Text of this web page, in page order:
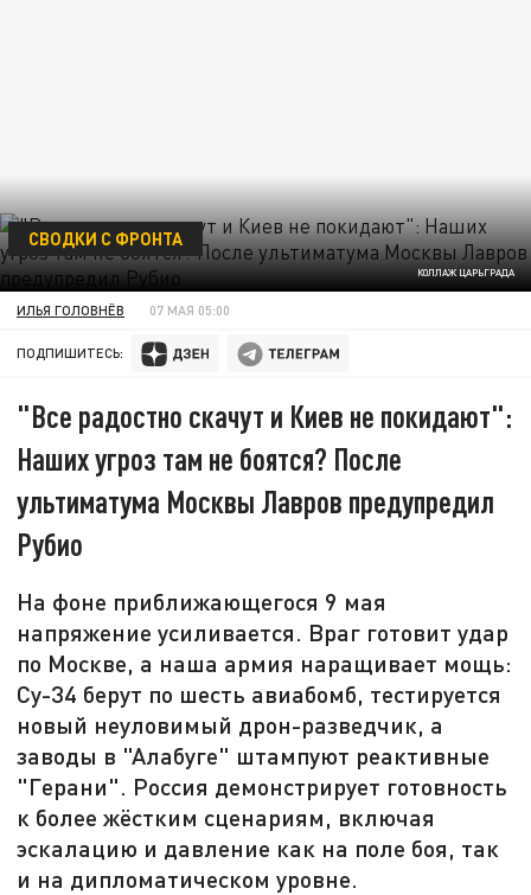
КОЛЛАЖ ЦАРЬГРАДА
СВОДКИ С ФРОНТА
ИЛЬЯ ГОЛОВНЁВ 07 МАЯ 05:00
ПОДПИШИТЕСЬ:
"Все радостно скачут и Киев не покидают":
Наших угроз там не боятся? После
ультиматума Москвы Лавров предупредил
Рубио
На фоне приближающегося 9 мая
напряжение усиливается. Враг готовит удар
по Москве, а наша армия наращивает мощь:
Су-34 берут по шесть авиабомб, тестируется
новый неуловимый дрон-разведчик, а
заводы в "Алабуге" штампуют реактивные
"Герани". Россия демонстрирует готовность
к более жёстким сценариям, включая
эскалацию и давление как на поле боя, так
и на дипломатическом уровне.